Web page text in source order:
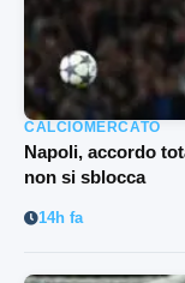
CALCIOMERCATO
Napoli, accordo
non si sblocca
14h fa